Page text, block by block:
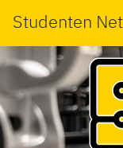
Studenten